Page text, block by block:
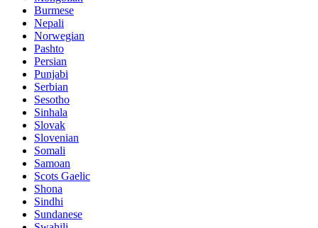
Burmese
Nepali
Norwegian
Pashto
Persian
Punjabi
Serbian
Sesotho
Sinhala
Slovak
Slovenian
Somali
Samoan
Scots Gaelic
Shona
Sindhi
Sundanese